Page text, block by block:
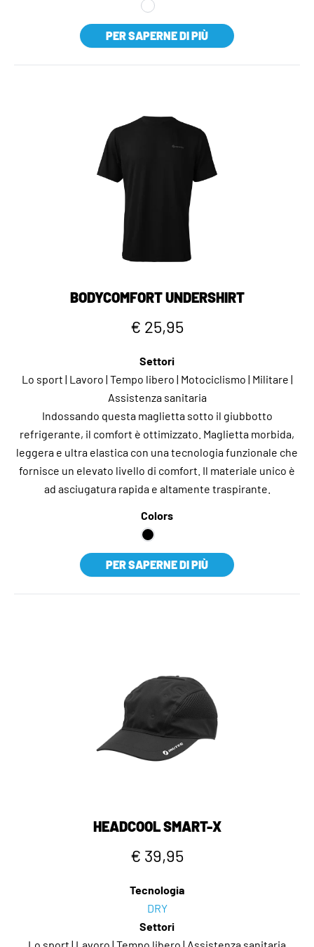
PER SAPERNE DI PIÙ
BODYCOMFORT UNDERSHIRT
€ 25,95
Settori
Lo sport | Lavoro | Tempo libero | Motociclismo | Militare |
Assistenza sanitaria
Indossando questa maglietta sotto il giubbotto
refrigerante, il comfort è ottimizzato. Maglietta morbida,
leggera e ultra elastica con una tecnologia funzionale che
fornisce un elevato livello di comfort. Il materiale unico è
ad asciugatura rapida e altamente traspirante.
Colors
PER SAPERNE DI PIÙ
HEADCOOL SMART-X
€ 39,95
Tecnologia
DRY
Settori